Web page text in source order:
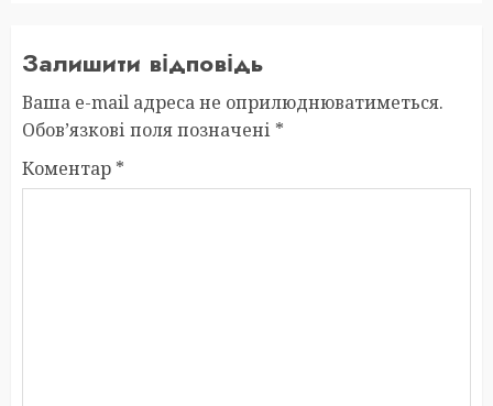
Залишити відповідь
Ваша e-mail адреса не оприлюднюватиметься.
Обов’язкові поля позначені *
Коментар *